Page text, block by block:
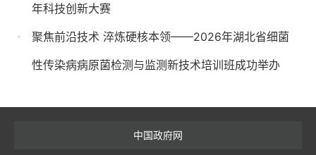
年科技创新大赛
聚焦前沿技术 淬炼硬核本领——2026年湖北省细菌
性传染病病原菌检测与监测新技术培训班成功举办
中国政府网